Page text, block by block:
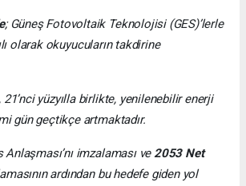
; Güneş Fotovoltaik Teknolojisi (GES)’lerle
olarak okuyucuların takdirine
yüzyılla birlikte, yenilenebilir enerji
gün geçtikçe artmaktadır.
Anlaşması’nı imzalaması ve2053 Net
ardından bu hedefe giden yol